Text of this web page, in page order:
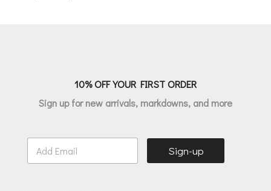
10% OFF YOUR FIRST ORDER
Sign up for new arrivals, markdowns, and more
E
a
Sign-up